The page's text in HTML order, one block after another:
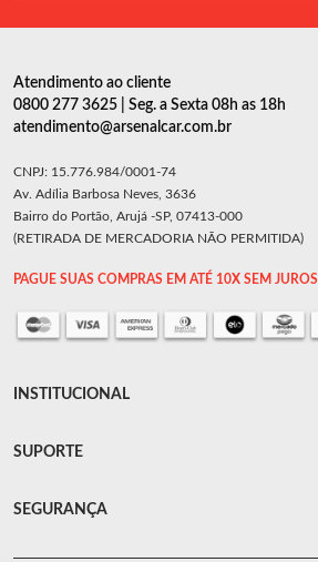
Atendimento ao cliente
0800 277 3625 | Seg. a Sexta 08h as 18h
atendimento@arsenalcar.com.br
CNPJ: 15.776.984/0001-74
Av. Adília Barbosa Neves, 3636
Bairro do Portão, Arujá -SP, 07413-000
(RETIRADA DE MERCADORIA NÃO PERMITIDA)
PAGUE SUAS COMPRAS EM ATÉ 10X SEM JUROS
INSTITUCIONAL
SUPORTE
SEGURANÇA